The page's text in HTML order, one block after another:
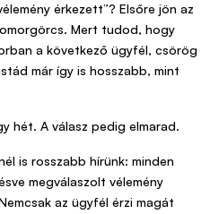
érkezett”? Elsőre jön az
Mert tudod, hogy
a következő ügyfél, csörög
már így is hosszabb, mint
hét. A válasz pedig elmarad.
is rosszabb hírünk: minden
megválaszolt vélemény
az ügyfél érzi magát